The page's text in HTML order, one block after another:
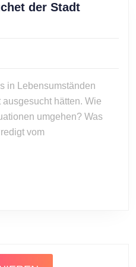
der Stadt
in Lebensumständen
hätten. Wie
umgehen? Was
vom